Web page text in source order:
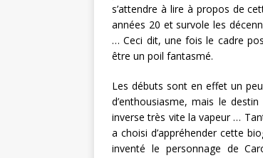
s’attendre à lire à propos de
années 20 et survole les
… Ceci dit, une fois le cadre
être un poil fantasmé.
Les débuts sont en effet un
d’enthousiasme, mais le
inverse très vite la vapeur …
a choisi d’appréhender cette
inventé le personnage de